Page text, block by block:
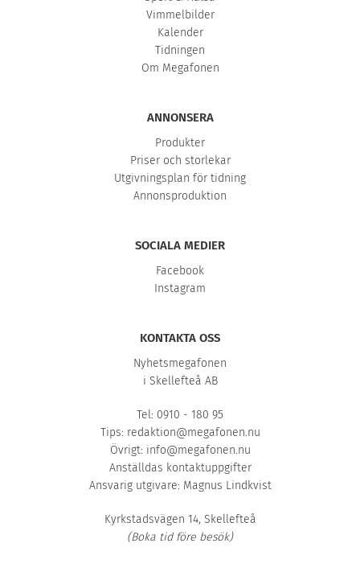
Vimmelbilder
Kalender
Tidningen
Om Megafonen
ANNONSERA
Produkter
Priser och storlekar
Utgivningsplan för tidning
Annonsproduktion
SOCIALA MEDIER
Facebook
Instagram
KONTAKTA OSS
Nyhetsmegafonen
i Skellefteå AB
Tel: 0910 - 180 95
Tips: redaktion@megafonen.nu
Övrigt: info@megafonen.nu
Anställdas kontaktuppgifter
Ansvarig utgivare: Magnus Lindkvist
Kyrkstadsvägen 14, Skellefteå
(Boka tid före besök)